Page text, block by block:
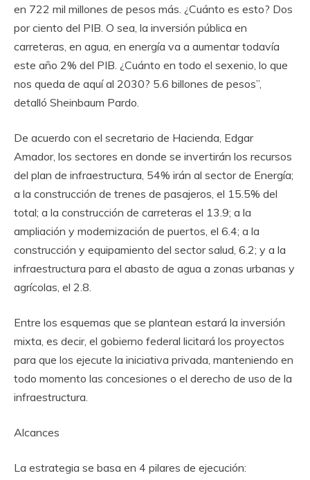
en 722 mil millones de pesos más. ¿Cuánto es esto? Dos
por ciento del PIB. O sea, la inversión pública en
carreteras, en agua, en energía va a aumentar todavía
este año 2% del PIB. ¿Cuánto en todo el sexenio, lo que
nos queda de aquí al 2030? 5.6 billones de pesos”,
detalló Sheinbaum Pardo.
De acuerdo con el secretario de Hacienda, Edgar
Amador, los sectores en donde se invertirán los recursos
del plan de infraestructura, 54% irán al sector de Energía;
a la construcción de trenes de pasajeros, el 15.5% del
total; a la construcción de carreteras el 13.9; a la
ampliación y modernización de puertos, el 6.4; a la
construcción y equipamiento del sector salud, 6.2; y a la
infraestructura para el abasto de agua a zonas urbanas y
agrícolas, el 2.8.
Entre los esquemas que se plantean estará la inversión
mixta, es decir, el gobierno federal licitará los proyectos
para que los ejecute la iniciativa privada, manteniendo en
todo momento las concesiones o el derecho de uso de la
infraestructura.
Alcances
La estrategia se basa en 4 pilares de ejecución: